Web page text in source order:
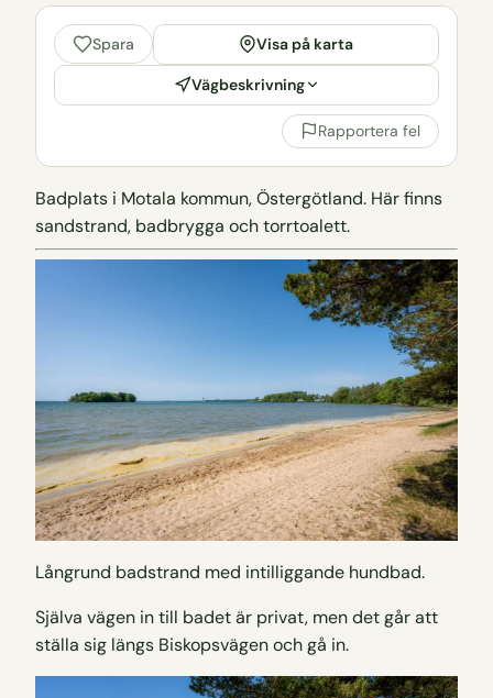
Spara Visa på karta
Vägbeskrivning
Rapportera fel
Badplats i Motala kommun, Östergötland. Här finns
sandstrand, badbrygga och torrtoalett.
Långrund badstrand med intilliggande hundbad.
Själva vägen in till badet är privat, men det går att
ställa sig längs Biskopsvägen och gå in.